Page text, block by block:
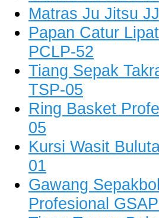
Matras Ju Jitsu
Papan Catur
PCLP-52
Tiang Sepak
TSP-05
Ring Basket
05
Kursi Wasit
01
Gawang
Profesional